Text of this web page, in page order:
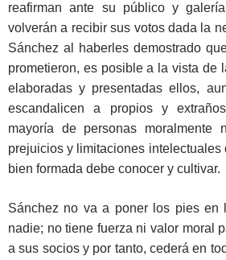
reafirman ante su público y
volverán a recibir sus votos dada la
Sánchez al haberles demostrado
prometieron, es posible a la vista de
elaboradas y presentadas ellos,
escandalicen a propios y
mayoría de personas moralmente
prejuicios y limitaciones intelectuales
bien formada debe conocer y cultivar.
Sánchez no va a poner los pies en
nadie; no tiene fuerza ni valor moral
a sus socios y por tanto, cederá en